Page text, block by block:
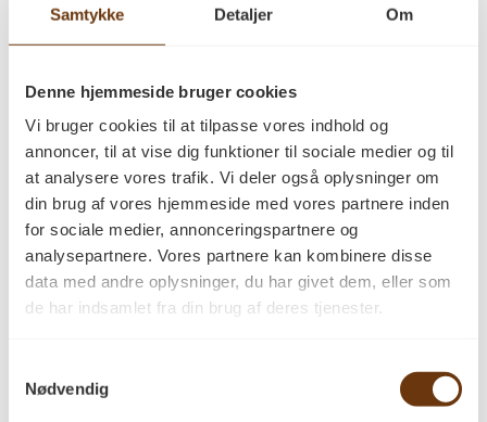
Samtykke Detaljer Om
Denne hjemmeside bruger cookies
Vi bruger cookies til at tilpasse vores indhold og
annoncer, til at vise dig funktioner til sociale medier og til
at analysere vores trafik. Vi deler også oplysninger om
din brug af vores hjemmeside med vores partnere inden
for sociale medier, annonceringspartnere og
analysepartnere. Vores partnere kan kombinere disse
data med andre oplysninger, du har givet dem, eller som
de har indsamlet fra din brug af deres tjenester.
Nødvendig
Vi harikkemulighed for at stå for fragten
af dette brændeprodukt. Skal afhentes.
Kontakt os direkte på tlf. 62651009.
Relaterede varer
Tilbud!
Tørt kappet
rm/27 ksm